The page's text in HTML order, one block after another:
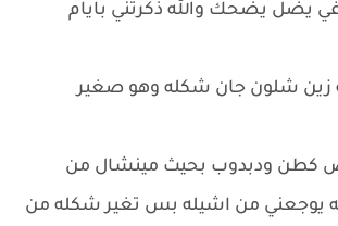
يضل يضحك والله ذكرتني بايام
زين شلون جان شكله وهو صغير
كطن ودبدوب بحيث مينشال من
يوجعني من اشيله بس تغير شكله من